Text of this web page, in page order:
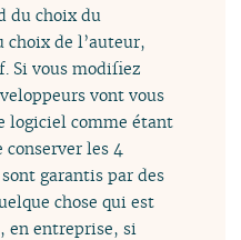
du choix du
de l’auteur,
Si vous modifiez
vont vous
logiciel comme étant
les 4
garantis par des
chose qui est
en entreprise, si